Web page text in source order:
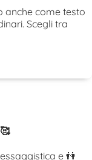
anche come testo
Scegli tra
e 👫